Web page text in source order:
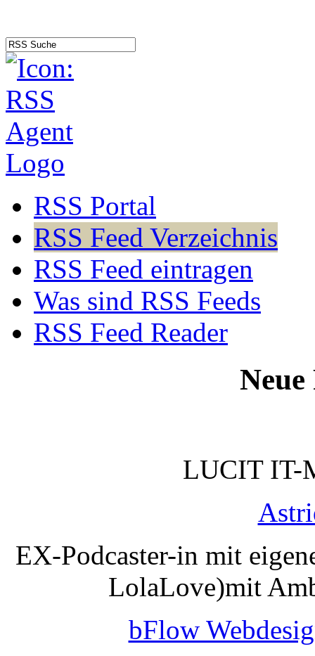
RSS Portal
RSS Feed Verzeichnis
RSS Feed eintragen
Was sind RSS Feeds
RSS Feed Reader
Neue
LUCIT IT-
EX-Podcaster-in mit
LolaLove)mit
bFlow